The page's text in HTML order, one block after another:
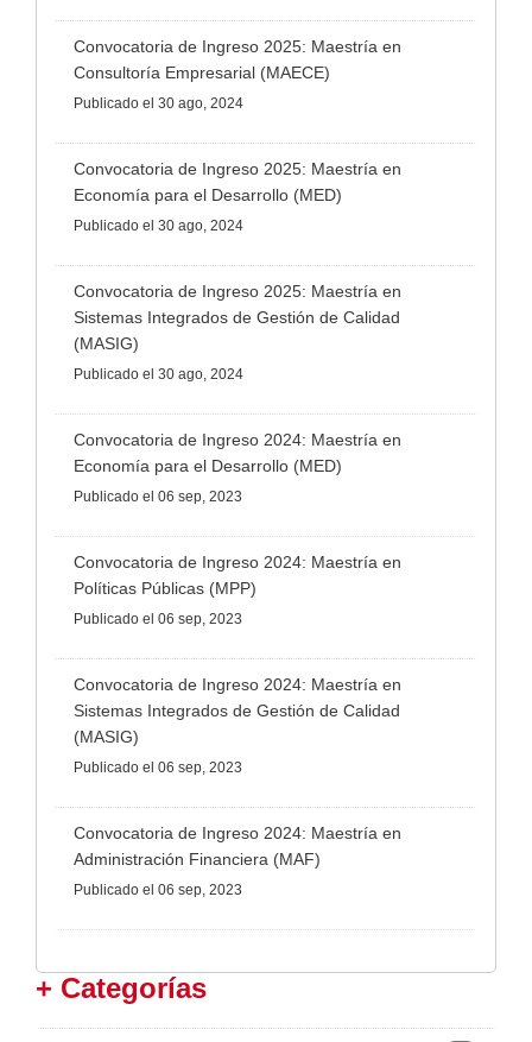
Convocatoria de Ingreso 2025: Maestría en
Consultoría Empresarial (MAECE)
Publicado el 30 ago, 2024
Convocatoria de Ingreso 2025: Maestría en
Economía para el Desarrollo (MED)
Publicado el 30 ago, 2024
Convocatoria de Ingreso 2025: Maestría en
Sistemas Integrados de Gestión de Calidad
(MASIG)
Publicado el 30 ago, 2024
Convocatoria de Ingreso 2024: Maestría en
Economía para el Desarrollo (MED)
Publicado el 06 sep, 2023
Convocatoria de Ingreso 2024: Maestría en
Políticas Públicas (MPP)
Publicado el 06 sep, 2023
Convocatoria de Ingreso 2024: Maestría en
Sistemas Integrados de Gestión de Calidad
(MASIG)
Publicado el 06 sep, 2023
Convocatoria de Ingreso 2024: Maestría en
Administración Financiera (MAF)
Publicado el 06 sep, 2023
+ Categorías